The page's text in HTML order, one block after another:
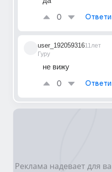
0
user_192059316
Гуру
11лет
не вижу
0